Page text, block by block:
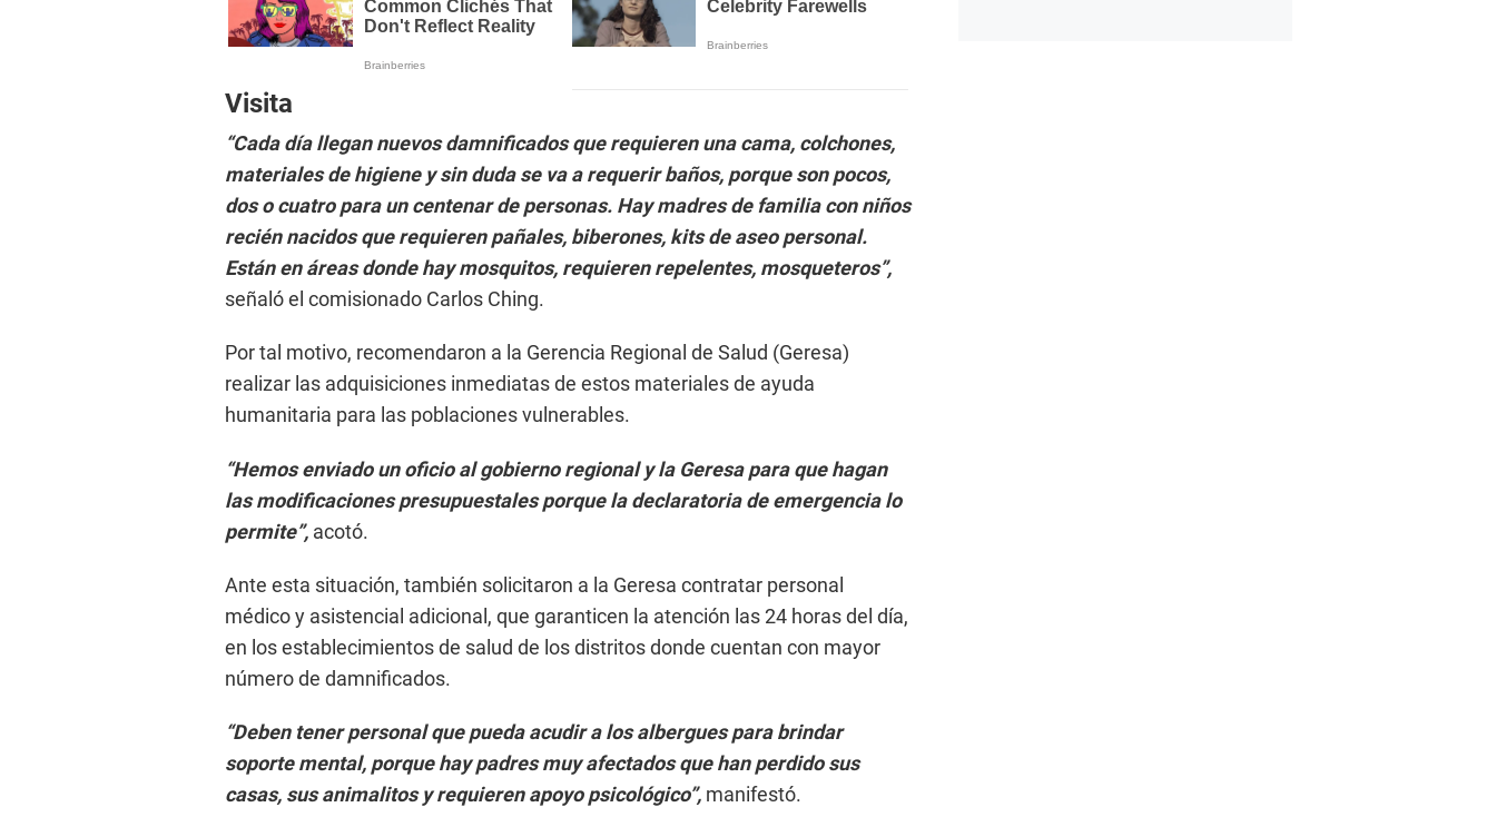
Visita
“Cada día llegan nuevos damnificados que requieren una cama, colchones,
materiales de higiene y sin duda se va a requerir baños, porque son pocos,
dos o cuatro para un centenar de personas. Hay madres de familia con niños
recién nacidos que requieren pañales, biberones, kits de aseo personal.
Están en áreas donde hay mosquitos, requieren repelentes, mosqueteros”,
señaló el comisionado Carlos Ching.
Por tal motivo, recomendaron a la Gerencia Regional de Salud (Geresa)
realizar las adquisiciones inmediatas de estos materiales de ayuda
humanitaria para las poblaciones vulnerables.
“Hemos enviado un oficio al gobierno regional y la Geresa para que hagan
las modificaciones presupuestales porque la declaratoria de emergencia lo
permite”, acotó.
Ante esta situación, también solicitaron a la Geresa contratar personal
médico y asistencial adicional, que garanticen la atención las 24 horas del día,
en los establecimientos de salud de los distritos donde cuentan con mayor
número de damnificados.
“Deben tener personal que pueda acudir a los albergues para brindar
soporte mental, porque hay padres muy afectados que han perdido sus
casas, sus animalitos y requieren apoyo psicológico”, manifestó.